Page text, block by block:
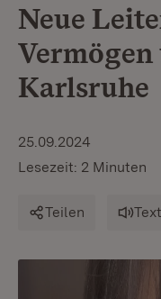
Neue
Vermögen
Karlsruhe
25.09.2024
Lesezeit: 2 Minuten
Teilen